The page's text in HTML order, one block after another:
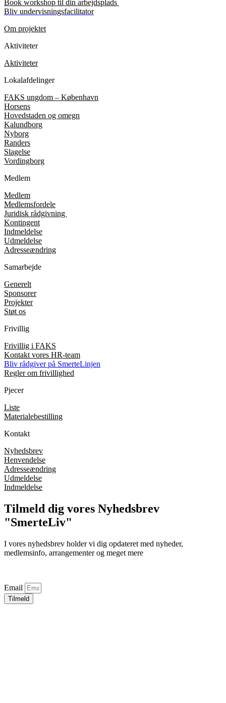
Book workshop til din arbejdsplads
Bliv undervisningsfacilitator
Om projektet
Aktiviteter
Aktiviteter
Lokalafdelinger
FAKS ungdom – København
Horsens
Hovedstaden og omegn
Kalundborg
Nyborg
Randers
Slagelse
Vordingborg
Medlem
Medlem
Medlemsfordele
Juridisk rådgivning
Kontingent
Indmeldelse
Udmeldelse
Adresseændring
Samarbejde
Generelt
Sponsorer
Projekter
Støt os
Frivillig
Frivillig i FAKS
Kontakt vores HR-team
Bliv rådgiver på SmerteLinjen
Regler om frivillighed
Pjecer
Liste
Materialebestilling
Kontakt
Nyhedsbrev
Henvendelse
Adresseændring
Udmeldelse
Indmeldelse
Tilmeld dig vores Nyhedsbrev
"SmerteLiv"
I vores nyhedsbrev holder vi dig opdateret med nyheder,
medlemsinfo, arrangementer og meget mere
Email
Tilmeld